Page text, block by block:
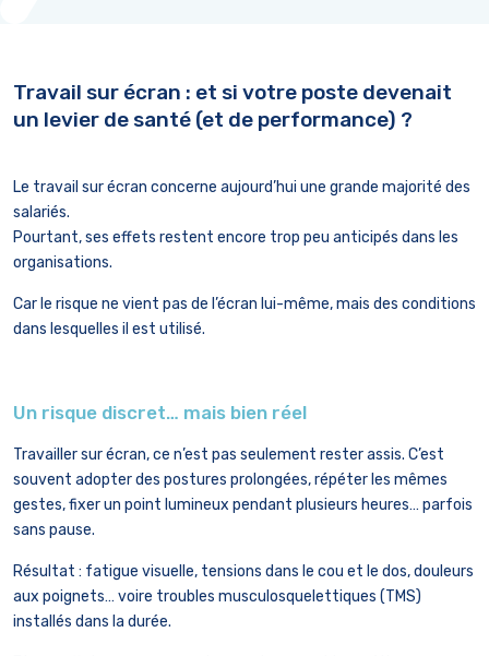
Travail sur écran : et si votre poste devenait
un levier de santé (et de performance) ?
Le travail sur écran concerne aujourd’hui une grande majorité des
salariés.
Pourtant, ses effets restent encore trop peu anticipés dans les
organisations.
Car le risque ne vient pas de l’écran lui-même, mais des conditions
dans lesquelles il est utilisé.
Un risque discret… mais bien réel
Travailler sur écran, ce n’est pas seulement rester assis. C’est
souvent adopter des postures prolongées, répéter les mêmes
gestes, fixer un point lumineux pendant plusieurs heures… parfois
sans pause.
Résultat : fatigue visuelle, tensions dans le cou et le dos, douleurs
aux poignets… voire troubles musculosquelettiques (TMS)
installés dans la durée.